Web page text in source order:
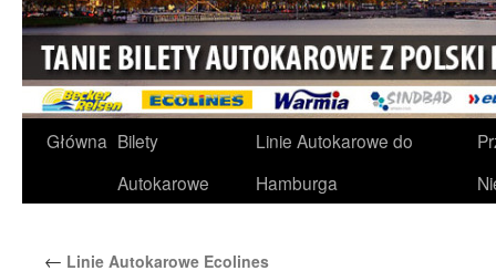
Główna Bilety
Autokarowe
Linie Autokarowe do
Hamburga
← Linie Autokarowe Ecolines